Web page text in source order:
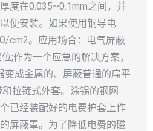
度在0.035~0.1mm之间，并
便安装。如果使用铜导电
cm2。应用场合：电气屏蔽
;作为一个应急的解决方案，
变成金属的、屏蔽普通的扁平
拉链式外套。涂锡的钢网
已经装配好的电费护套上作
屏蔽罩。为了降低电费的磁